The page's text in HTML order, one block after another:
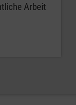
Arbeit